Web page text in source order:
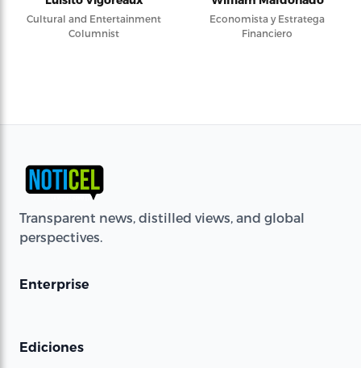
Cultural and Entertainment
Columnist
Economista y Estratega
Financiero
Transparent news, distilled views, and global
perspectives.
Enterprise
Ediciones